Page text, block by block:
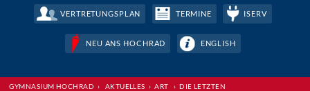
VERTRETUNGSPLAN TERMINE ISERV
NEU ANS HOCHRAD ENGLISH
GYMNASIUM HOCHRAD › AKTUELLES ›ART ›DIE LETZTEN